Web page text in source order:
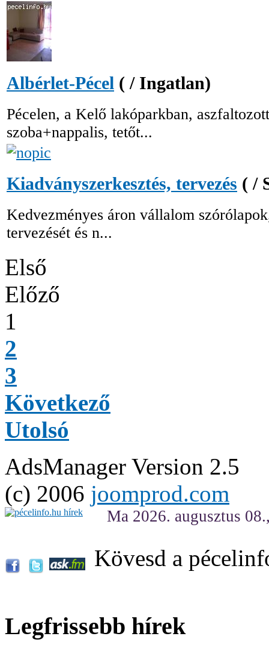
Albérlet-Pécel ( / Ingatlan)
Pécelen, a Kelő lakóparkban,
szoba+nappalis, tetőt...
Kiadványszerkesztés, tervezés ( /
Kedvezményes áron vállalom
tervezését és n...
Első
Előző
1
2
3
Következő
Utolsó
AdsManager Version 2.5
(c) 2006 joomprod.com
Ma 2026. augusztus
Kövesd a
Legfrissebb hírek